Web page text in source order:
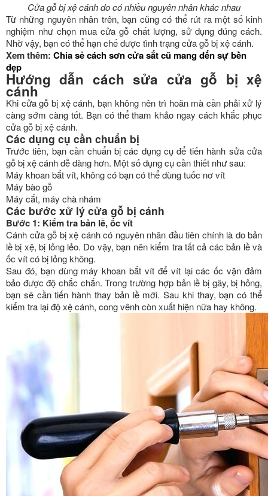
Cửa gỗ bị xệ cánh do có nhiều nguyên nhân khác nhau
Từ những nguyên nhân trên, bạn cũng có thể rút ra một số kinh
nghiệm như chọn mua cửa gỗ chất lượng, sử dụng đúng cách.
Nhờ vậy, bạn có thể hạn chế được tình trạng cửa gỗ bị xệ cánh.
Xem thêm: Chia sẻ cách sơn cửa sắt cũ mang đến sự bền
đẹp
Hướng dẫn cách sửa cửa gỗ bị xệ
cánh
Khi cửa gỗ bị xệ cánh, bạn không nên trì hoãn mà cần phải xử lý
càng sớm càng tốt. Bạn có thể tham khảo ngay cách khắc phục
cửa gỗ bị xệ cánh.
Các dụng cụ cần chuẩn bị
Trước tiên, bạn cần chuẩn bị các dụng cụ để tiến hành sửa cửa
gỗ bị xệ cánh dễ dàng hơn. Một số dụng cụ cần thiết như sau:
Máy khoan bắt vít, không có bạn có thể dùng tuốc nơ vít
Máy bào gỗ
Máy cắt, máy chà nhám
Các bước xử lý cửa gỗ bị cánh
Bước 1: Kiểm tra bản lề, ốc vít
Cánh cửa gỗ bị xệ cánh có nguyên nhân đầu tiên chính là do bản
lề bị xệ, bị lỏng lẻo. Do vậy, bạn nên kiểm tra tất cả các bản lề và
ốc vít có bị lỏng không.
Sau đó, bạn dùng máy khoan bắt vít để vít lại các ốc vặn đảm
bảo được độ chắc chắn. Trong trường hợp bản lề bị gãy, bị hỏng,
bạn sẽ cần tiến hành thay bản lề mới. Sau khi thay, bạn có thể
kiểm tra lại độ xệ cánh, cong vênh còn xuất hiện nữa hay không.